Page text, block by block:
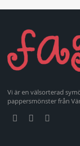
Vi är en välsorterad
pappersmönster från